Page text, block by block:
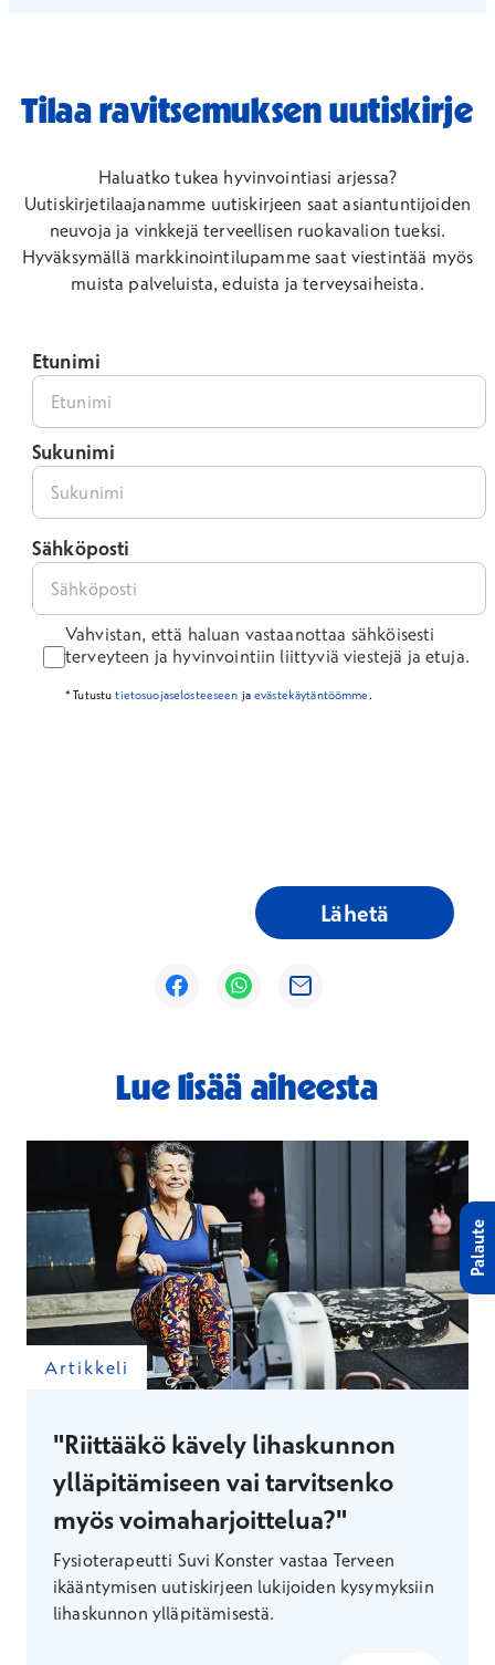
Tilaa ravitsemuksen uutiskirje
Haluatko tukea hyvinvointiasi arjessa?
Uutiskirjetilaajanamme uutiskirjeen saat asiantuntijoiden
neuvoja ja vinkkejä terveellisen ruokavalion tueksi.
Hyväksymällä markkinointilupamme saat viestintää myös
muista palveluista, eduista ja terveysaiheista.
Etunimi
Sukunimi
Sähköposti
Vahvistan, että haluan vastaanottaa sähköisesti
terveyteen ja hyvinvointiin liittyviä viestejä ja etuja.
* Tutustutietosuojaselosteeseen jaevästekäytäntöömme.
Lähetä
Avautuu uuteen ikkunaan
Avautuu uuteen ikkunaan
Avautuu uuteen ikkunaan
Lue lisää aiheesta
Artikkeli
"Riittääkö kävely lihaskunnon
ylläpitämiseen vai tarvitsenko
myös voimaharjoittelua?"
Fysioterapeutti Suvi Konster vastaa Terveen
ikääntymisen uutiskirjeen lukijoiden kysymyksiin
lihaskunnon ylläpitämisestä.
Palaute